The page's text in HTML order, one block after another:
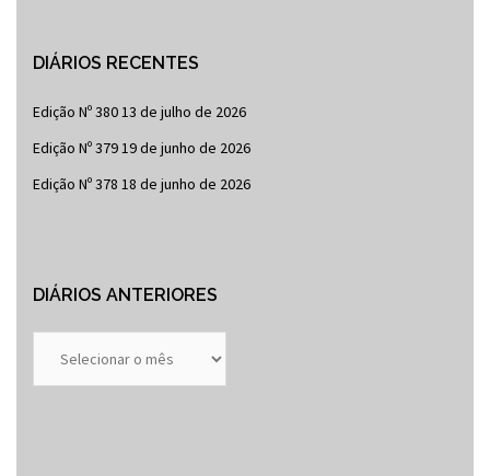
DIÁRIOS RECENTES
Edição Nº 38013 de julho de 2026
Edição Nº 37919 de junho de 2026
Edição Nº 378 18 de junho de 2026
DIÁRIOS ANTERIORES
Anteriores